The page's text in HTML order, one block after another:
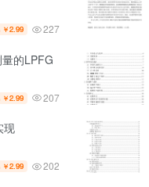
￥2.99 227
的LPFG
￥2.99 207
现
￥2.99 202